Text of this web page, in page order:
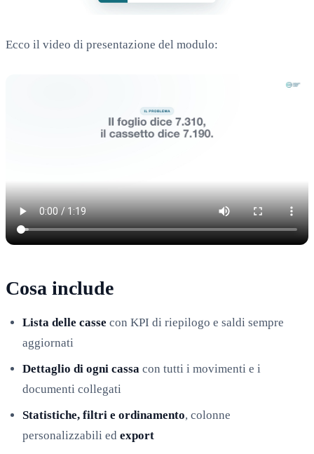
Ecco il video di presentazione del modulo:
Cosa include
Lista delle casse con KPI di riepilogo e saldi sempre
aggiornati
Dettaglio di ogni cassa con tutti i movimenti e i
documenti collegati
Statistiche, filtri e ordinamento, colonne
personalizzabili ed export